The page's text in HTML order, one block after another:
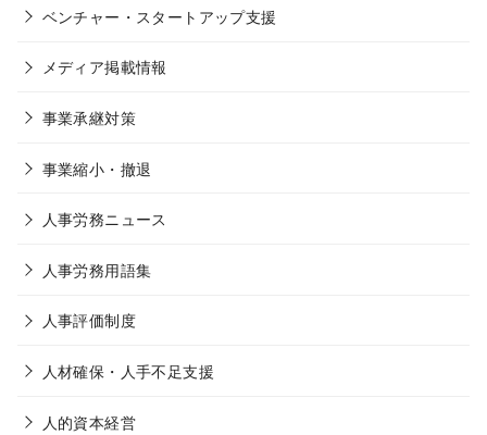
ベンチャー・スタートアップ支援
メディア掲載情報
事業承継対策
事業縮小・撤退
人事労務ニュース
人事労務用語集
人事評価制度
人材確保・人手不足支援
人的資本経営